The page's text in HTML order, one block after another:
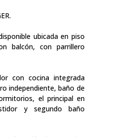
ubicada en piso
balcón, con parrillero
con cocina integrada
independiente, baño de
el principal en
y segundo baño